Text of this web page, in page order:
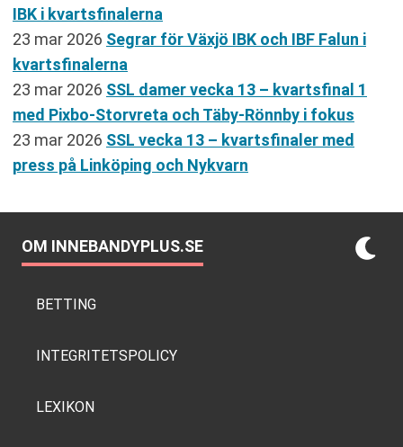
IBK i kvartsfinalerna
23 mar 2026 Segrar för Växjö IBK och IBF Falun i
kvartsfinalerna
23 mar 2026 SSL damer vecka 13 – kvartsfinal 1
med Pixbo-Storvreta och Täby-Rönnby i fokus
23 mar 2026 SSL vecka 13 – kvartsfinaler med
press på Linköping och Nykvarn
OM INNEBANDYPLUS.SE
BETTING
INTEGRITETSPOLICY
LEXIKON